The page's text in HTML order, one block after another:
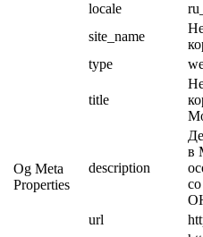
Og Meta
Properties
locale
site_name
type
title
description
в
url